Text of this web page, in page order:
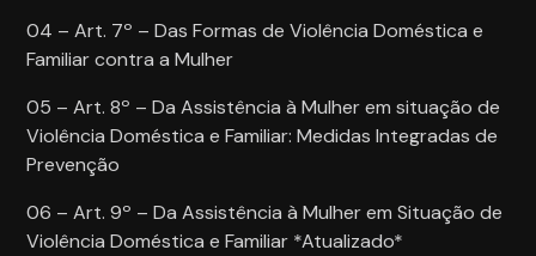
04 – Art. 7º – Das Formas de Violência Doméstica e
Familiar contra a Mulher
05 – Art. 8º – Da Assistência à Mulher em situação de
Violência Doméstica e Familiar: Medidas Integradas de
Prevenção
06 – Art. 9º – Da Assistência à Mulher em Situação de
Violência Doméstica e Familiar *Atualizado*